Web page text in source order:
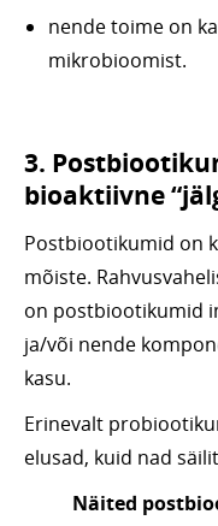
nende toime on
mikrobioomist.
3.
bioaktiivne
Postbiootikumid on
mõiste.
on postbiootikumid
ja/või nende
kasu.
Erinevalt
elusad, kuid nad
Näited